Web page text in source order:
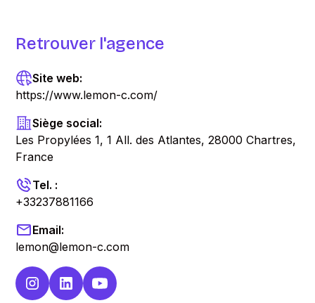
Retrouver l'agence
Site web:
https://www.lemon-c.com/
Siège social:
Les Propylées 1, 1 All. des Atlantes, 28000 Chartres,
France
Tel. :
+33237881166
Email:
lemon@lemon-c.com